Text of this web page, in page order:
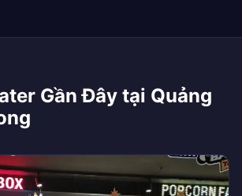
Gần Đây tại Quảng